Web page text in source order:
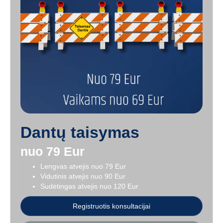
Dantų taisymas
nuo 79 Eur
Lengvas atvejis nuo 79 Eur
Vidutinis atvejis nuo 90 Eur
Sudėtingas atvejis nuo 120 Eur
Registruotis konsultacijai